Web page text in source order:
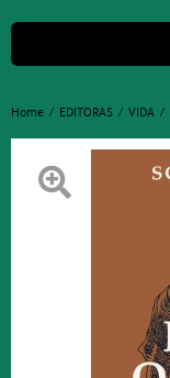
Home EDITORAS VIDA